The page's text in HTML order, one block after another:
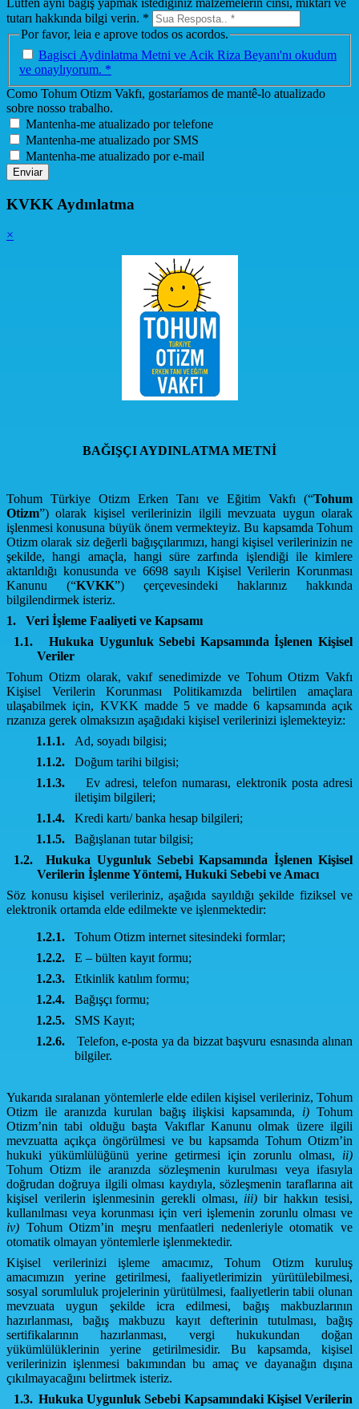
Lütfen ayni bağış yapmak istediğiniz malzemelerin cinsi, miktarı ve
tutarı hakkında bilgi verin. *
Por favor, leia e aprove todos os acordos.
Bagisci Aydinlatma Metni ve Acik Riza Beyanı'nı okudum
ve onaylıyorum. *
Como Tohum Otizm Vakfı, gostaríamos de mantê-lo atualizado
sobre nosso trabalho.
Mantenha-me atualizado por telefone
Mantenha-me atualizado por SMS
Mantenha-me atualizado por e-mail
Enviar
KVKK Aydınlatma
×
BAĞIŞÇI AYDINLATMA METNİ
Tohum Türkiye Otizm Erken Tanı ve Eğitim Vakfı (“Tohum
Otizm”) olarak kişisel verilerinizin ilgili mevzuata uygun olarak
işlenmesi konusuna büyük önem vermekteyiz. Bu kapsamda Tohum
Otizm olarak siz değerli bağışçılarımızı, hangi kişisel verilerinizin ne
şekilde, hangi amaçla, hangi süre zarfında işlendiği ile kimlere
aktarıldığı konusunda ve 6698 sayılı Kişisel Verilerin Korunması
Kanunu (“KVKK”) çerçevesindeki haklarınız hakkında
bilgilendirmek isteriz.
1.
Veri İşleme Faaliyeti ve Kapsamı
1.1.
Hukuka Uygunluk Sebebi Kapsamında İşlenen Kişisel
Veriler
Tohum Otizm olarak, vakıf senedimizde ve Tohum Otizm Vakfı
Kişisel Verilerin Korunması Politikamızda belirtilen amaçlara
ulaşabilmek için, KVKK madde 5 ve madde 6 kapsamında açık
rızanıza gerek olmaksızın aşağıdaki kişisel verilerinizi işlemekteyiz:
1.1.1.
Ad, soyadı bilgisi;
1.1.2.
Doğum tarihi bilgisi;
1.1.3.
Ev adresi, telefon numarası, elektronik posta adresi
iletişim bilgileri;
1.1.4.
Kredi kartı/ banka hesap bilgileri;
1.1.5.
Bağışlanan tutar bilgisi;
1.2.
Hukuka Uygunluk Sebebi Kapsamında İşlenen Kişisel
Verilerin İşlenme Yöntemi, Hukuki Sebebi ve Amacı
Söz konusu kişisel verileriniz, aşağıda sayıldığı şekilde fiziksel ve
elektronik ortamda elde edilmekte ve işlenmektedir:
1.2.1.
Tohum Otizm internet sitesindeki formlar;
1.2.2.
E – bülten kayıt formu;
1.2.3.
Etkinlik katılım formu;
1.2.4.
Bağışçı formu;
1.2.5.
SMS Kayıt;
1.2.6.
Telefon, e-posta ya da bizzat başvuru esnasında alınan
bilgiler.
Yukarıda sıralanan yöntemlerle elde edilen kişisel verileriniz, Tohum
Otizm ile aranızda kurulan bağış ilişkisi kapsamında, i) Tohum
Otizm’nin tabi olduğu başta Vakıflar Kanunu olmak üzere ilgili
mevzuatta açıkça öngörülmesi ve bu kapsamda Tohum Otizm’in
hukuki yükümlülüğünü yerine getirmesi için zorunlu olması, ii)
Tohum Otizm ile aranızda sözleşmenin kurulması veya ifasıyla
doğrudan doğruya ilgili olması kaydıyla, sözleşmenin taraflarına ait
kişisel verilerin işlenmesinin gerekli olması, iii) bir hakkın tesisi,
kullanılması veya korunması için veri işlemenin zorunlu olması ve
iv) Tohum Otizm’in meşru menfaatleri nedenleriyle otomatik ve
otomatik olmayan yöntemlerle işlenmektedir.
Kişisel verilerinizi işleme amacımız, Tohum Otizm kuruluş
amacımızın yerine getirilmesi, faaliyetlerimizin yürütülebilmesi,
sosyal sorumluluk projelerinin yürütülmesi, faaliyetlerin tabii olunan
mevzuata uygun şekilde icra edilmesi, bağış makbuzlarının
hazırlanması, bağış makbuzu kayıt defterinin tutulması, bağış
sertifikalarının hazırlanması, vergi hukukundan doğan
yükümlülüklerinin yerine getirilmesidir. Bu kapsamda, kişisel
verilerinizin işlenmesi bakımından bu amaç ve dayanağın dışına
çıkılmayacağını belirtmek isteriz.
1.3. Hukuka Uygunluk Sebebi Kapsamındaki Kişisel Verilerin